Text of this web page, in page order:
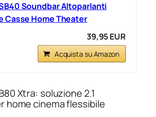
Soundbar Altoparlanti
Casse Home Theater
39,95 EUR
Acquista su Amazon
Xtra: soluzione 2.1
home cinema flessibile